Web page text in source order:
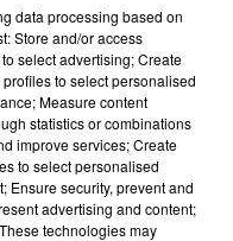
invite à
!
votre balade
data processing based on
Store and/or access
select advertising; Create
to select personalised
Measure content
statistics or combinations
improve services; Create
to select personalised
Ensure security, prevent and
advertising and content;
technologies may